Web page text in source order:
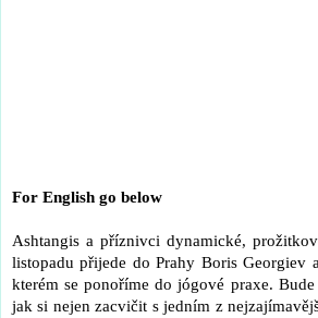
For English go below
Ashtangis a příznivci dynamické,
listopadu přijede do Prahy Boris Georgiev
kterém se ponoříme do jógové praxe.
jak si nejen zacvičit s jedním z